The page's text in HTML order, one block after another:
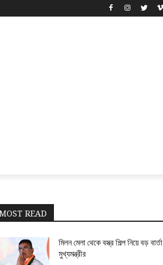
READ
মিলন মেলা থেকে বস্ত্র শিল্প নিয়ে বড় বার্তা
মুখ্যমন্ত্রীর